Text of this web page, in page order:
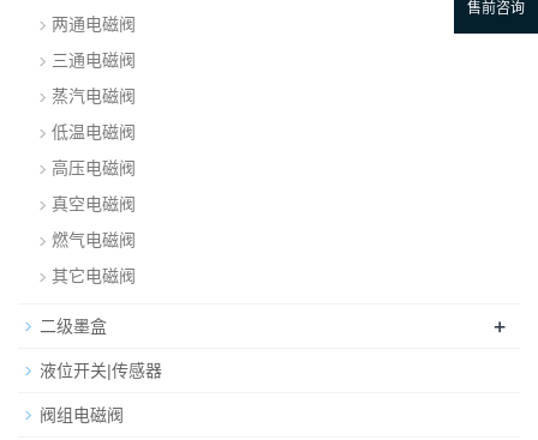
两通电磁阀
三通电磁阀
蒸汽电磁阀
低温电磁阀
高压电磁阀
真空电磁阀
燃气电磁阀
其它电磁阀
二级墨盒 +
液位开关|传感器
阀组电磁阀